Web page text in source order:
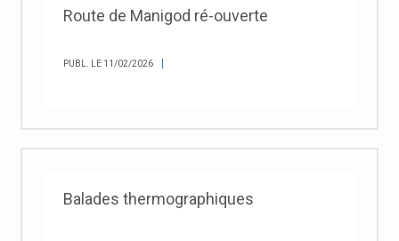
Route de Manigod ré-ouverte
PUBL. LE 11/02/2026
Balades thermographiques